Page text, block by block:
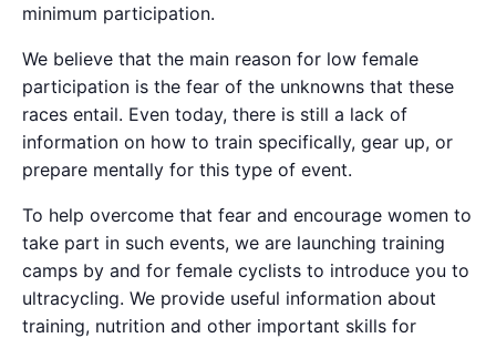
minimum participation.
We believe that the main reason for low female
participation is the fear of the unknowns that these
races entail. Even today, there is still a lack of
information on how to train specifically, gear up, or
prepare mentally for this type of event.
To help overcome that fear and encourage women to
take part in such events, we are launching training
camps by and for female cyclists to introduce you to
ultracycling. We provide useful information about
training, nutrition and other important skills for